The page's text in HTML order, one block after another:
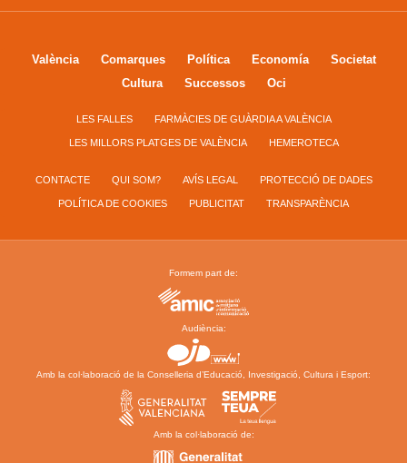
València Comarques Política Economía
Societat
Cultura
Successos Oci
LES FALLES FARMÀCIES DE GUÀRDIA A VALÈNCIA
LES MILLORS PLATGES DE VALÈNCIA HEMEROTECA
CONTACTE QUI SOM? AVÍS LEGAL PROTECCIÓ DE DADES
POLÍTICA DE COOKIES PUBLICITAT TRANSPARÈNCIA
Formem part de:
Audiència:
Amb la col·laboració de la Conselleria d’Educació, Investigació, Cultura i Esport:
Amb la col·laboració de: